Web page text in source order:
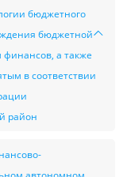
бюджетного
бюджетной
финансов, а также
в соответствии
район